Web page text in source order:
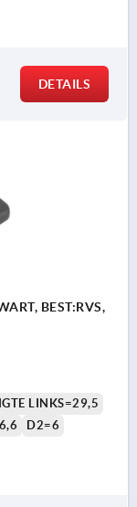
DETAILS
BEST:RVS,
LINKS=29,5
D2=6